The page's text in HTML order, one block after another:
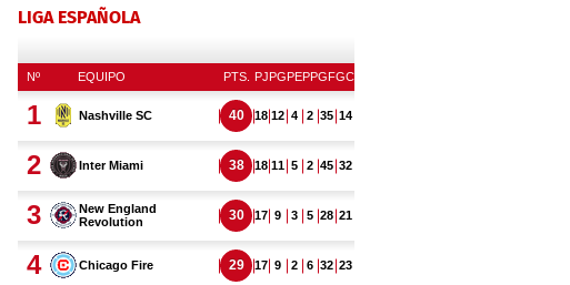
LIGA ESPAÑOLA